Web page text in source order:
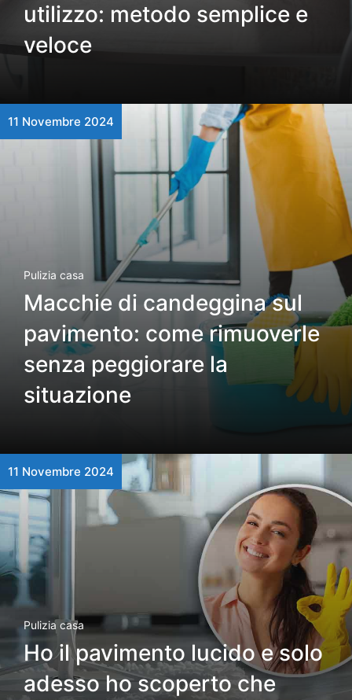
utilizzo: metodo semplice e
veloce
11 Novembre 2024
Pulizia casa
Macchie di candeggina sul
pavimento: come rimuoverle
senza peggiorare la
situazione
11 Novembre 2024
Pulizia casa
Ho il pavimento lucido e solo
adesso ho scoperto che